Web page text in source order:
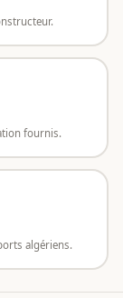
fournis.
algériens.